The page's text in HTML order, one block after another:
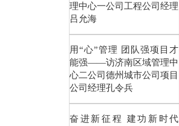
理中心一公司工程公司经理
吕允海
用“心”管理 团队强项目才
能强——访济南区域管理中
心二公司德州城市公司项目
公司经理孔令兵
奋进新征程 建功新时代